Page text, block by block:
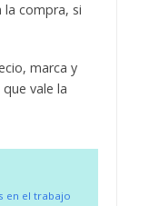
la compra, si
marca y
vale la
en el trabajo